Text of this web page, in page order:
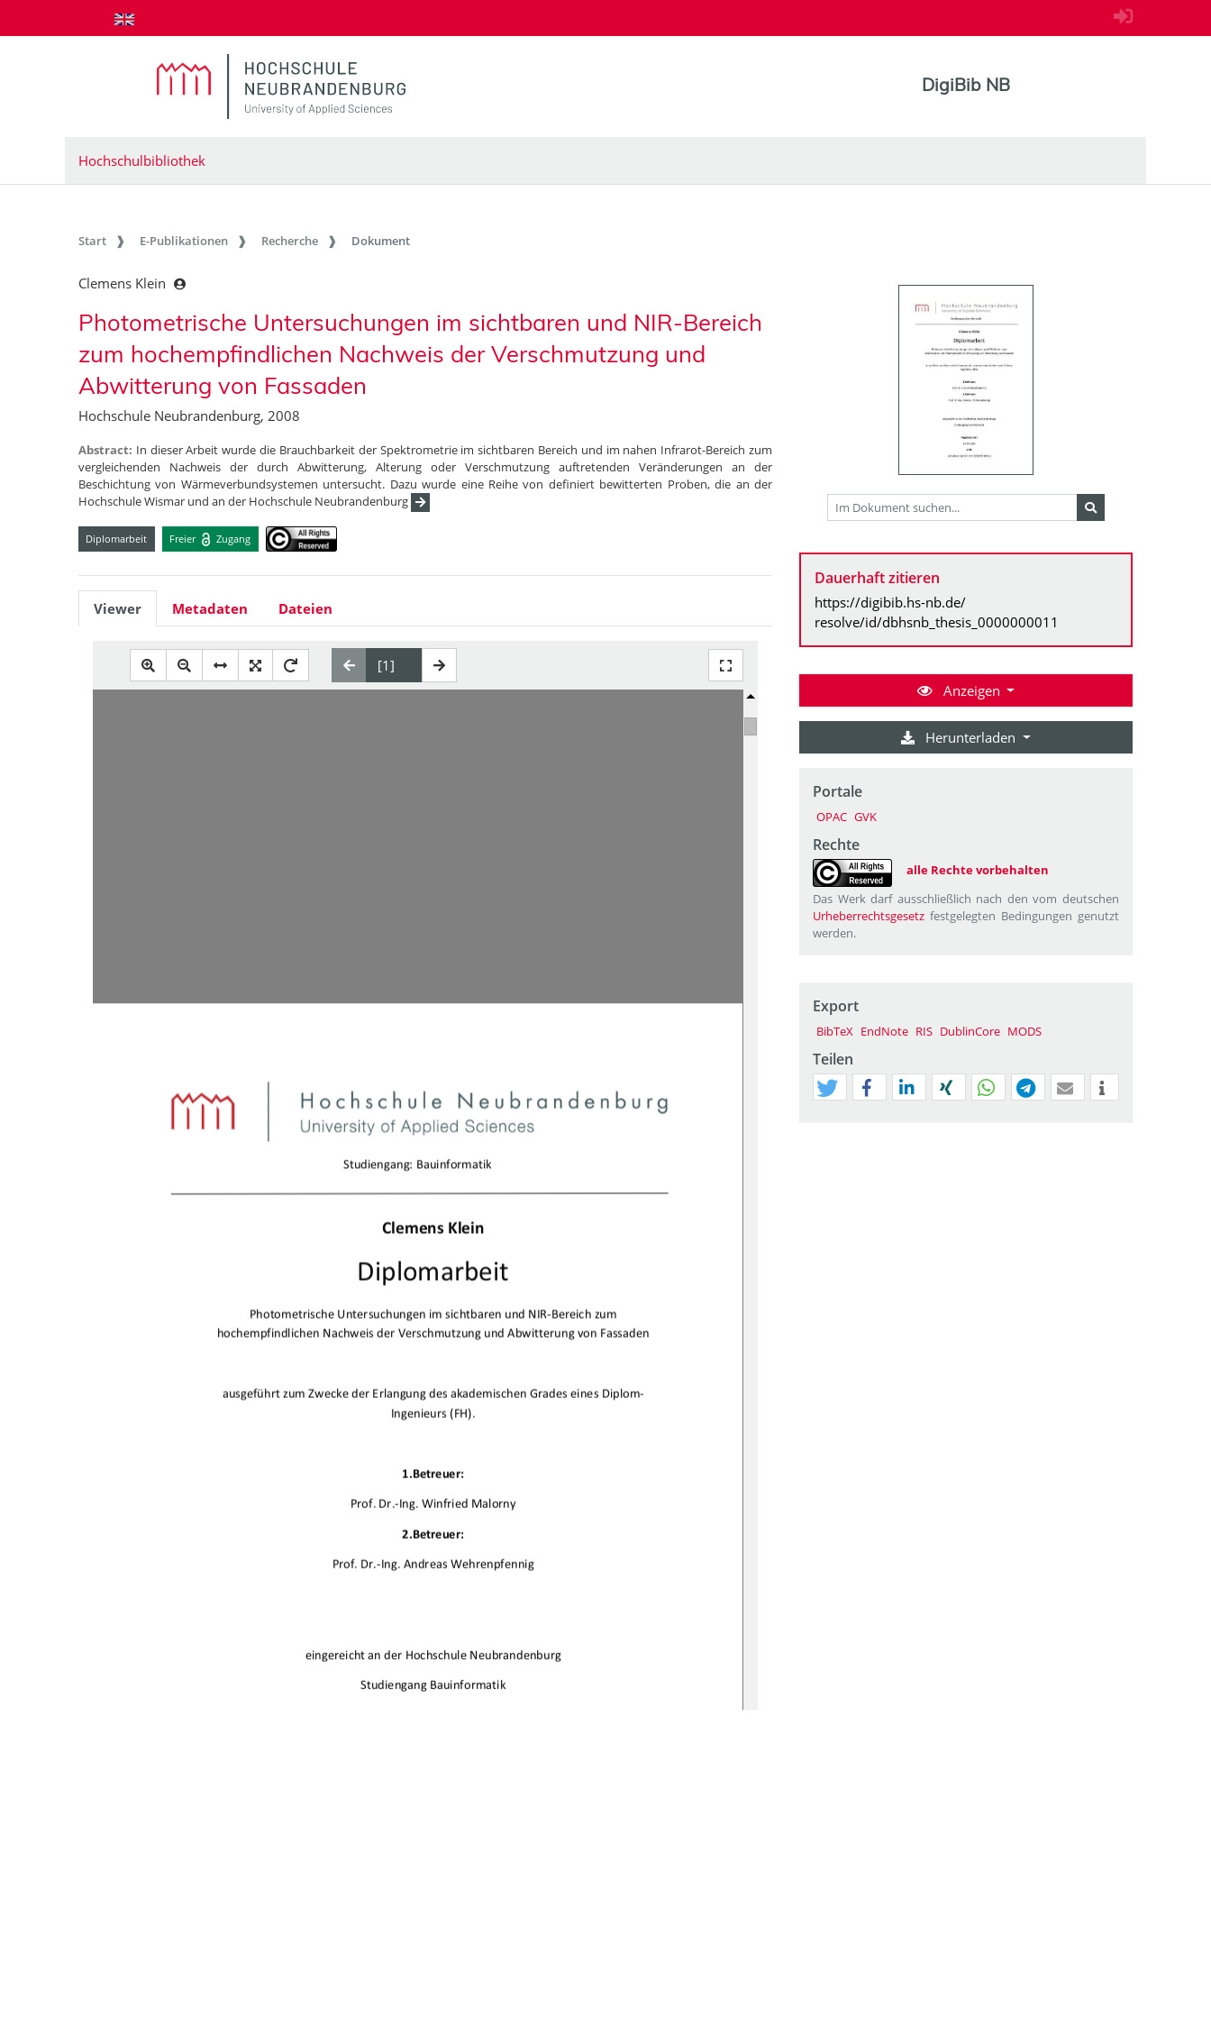
zum Inhalt springen
DigiBib NB
Hochschulbibliothek
Start E-Publikationen Recherche Dokument
Clemens Klein
Photometrische Untersuchungen im sichtbaren und NIR-Bereich
zum hochempfindlichen Nachweis der Verschmutzung und
Abwitterung von Fassaden
Hochschule Neubrandenburg, 2008
Abstract: In dieser Arbeit wurde die Brauchbarkeit der Spektrometrie im sichtbaren Bereich und im nahen Infrarot-Bereich zum
vergleichenden Nachweis der durch Abwitterung, Alterung oder Verschmutzung auftretenden Veränderungen an der
Beschichtung von Wärmeverbundsystemen untersucht. Dazu wurde eine Reihe von definiert bewitterten Proben, die an der
Hochschule Wismar und an der Hochschule Neubrandenburg
Diplomarbeit Freier Zugang
Viewer Metadaten Dateien
Studiengang:Bauinformatik

ClemensKlein
Diplomarbeit
PhotometrischeUntersuchungenimsichtbarenundNIRBereichzum
hochempfindlichenNachweisderVerschmutzungundAbwitterungvonFassaden
ausgeführtzumZweckederErlangungdesakademischenGradeseinesDiplom
Ingenieurs(FH).
1.Betreuer:
Prof.Dr.Ing.WinfriedMalorny
2.Betreuer:
Prof.Dr.Ing.AndreasWehrenpfennig
eingereichtanderHochschuleNeubrandenburg
StudiengangBauinformatik
Dauerhaft zitieren
https://digibib.hs-nb.de/
resolve/id/dbhsnb_thesis_0000000011
Anzeigen
Herunterladen
Portale
OPAC GVK
Rechte
alle Rechte vorbehalten
Das Werk darf ausschließlich nach den vom deutschen
Urheberrechtsgesetz festgelegten Bedingungen genutzt
werden.
Export
BibTeX EndNote RIS DublinCore MODS
Teilen